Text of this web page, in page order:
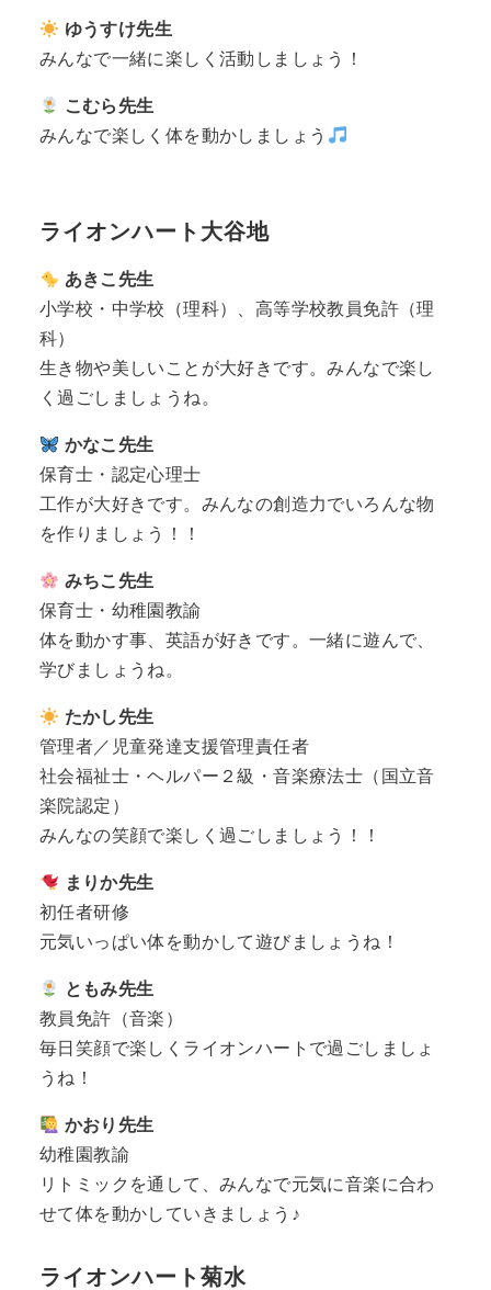
ゆうすけ先生
みんなで一緒に楽しく活動しましょう！
こむら先生
みんなで楽しく体を動かしましょう
ライオンハート大谷地
あきこ先生
小学校・中学校（理科）、高等学校教員免許（理
科）
生き物や美しいことが大好きです。みんなで楽し
く過ごしましょうね。
かなこ先生
保育士・認定心理士
工作が大好きです。みんなの創造力でいろんな物
を作りましょう！！
みちこ先生
保育士・幼稚園教諭
体を動かす事、英語が好きです。一緒に遊んで、
学びましょうね。
たかし先生
管理者／児童発達支援管理責任者
社会福祉士・ヘルパー２級・音楽療法士（国立音
楽院認定）
みんなの笑顔で楽しく過ごしましょう！！
まりか先生
初任者研修
元気いっぱい体を動かして遊びましょうね！
ともみ先生
教員免許（音楽）
毎日笑顔で楽しくライオンハートで過ごしましょ
うね！
かおり先生
幼稚園教諭
リトミックを通して、みんなで元気に音楽に合わ
せて体を動かしていきましょう♪
ライオンハート菊水